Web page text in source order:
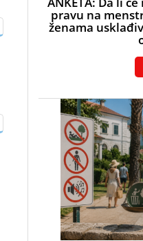
pravu na
ženama